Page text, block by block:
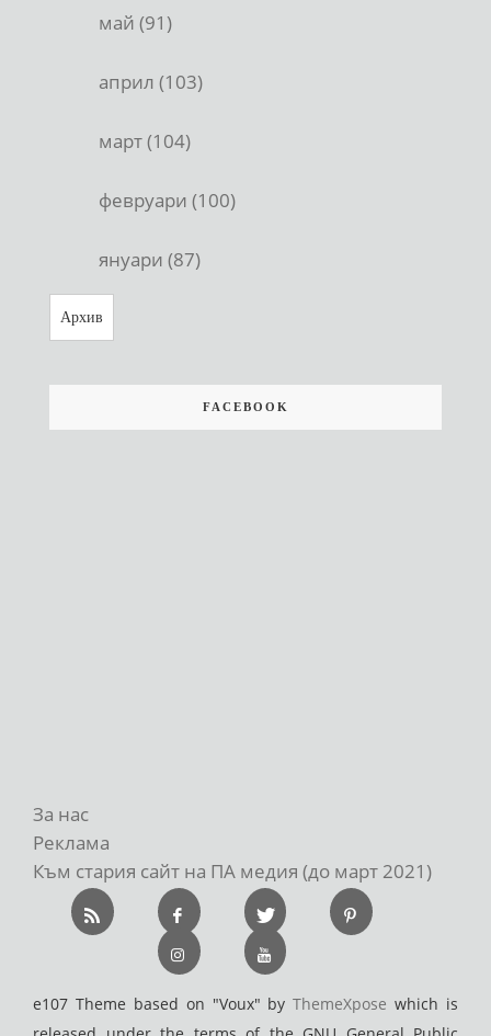
май (91)
април (103)
март (104)
февруари (100)
януари (87)
Архив
FACEBOOK
За нас
Реклама
Към стария сайт на ПА медия (до март 2021)
e107 Theme based on "Voux" byThemeXpose which is